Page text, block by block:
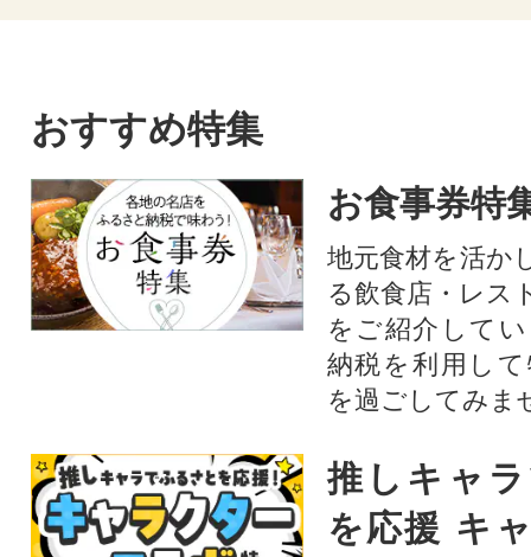
おすすめ特集
お食事券特
地元食材を活か
る飲食店・レス
をご紹介して
納税を利用し
を過ごしてみま
推しキャ
を応援 キ